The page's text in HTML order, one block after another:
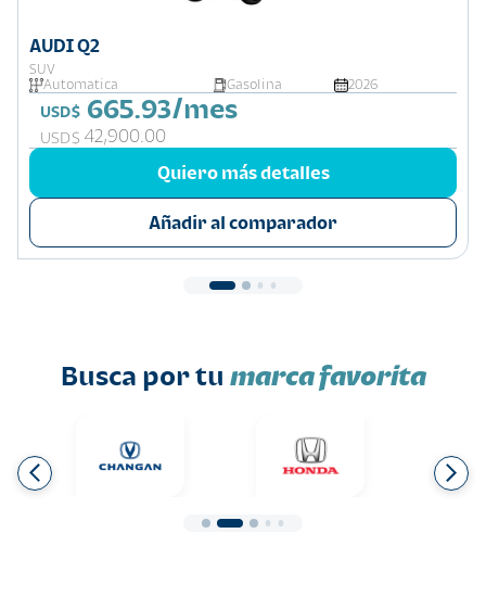
AUDI Q2
SUV
Automatica
Gasolina 2026
USD$ 665.93/mes
USD$ 42,900.00
Quiero más detalles
Añadir al comparador
Busca por tu marca favorita